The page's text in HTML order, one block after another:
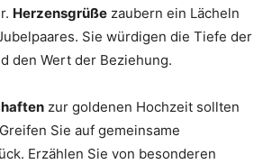
Herzensgrüße zaubern ein Lächeln
Sie würdigen die Tiefe der
den Wert der Beziehung.
zur goldenen Hochzeit sollten
Sie auf gemeinsame
Erzählen Sie von besonderen